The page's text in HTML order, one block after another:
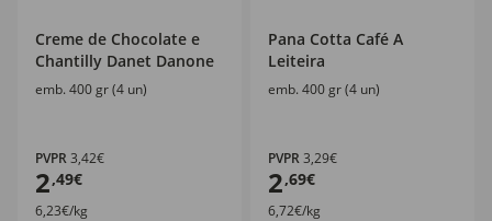
Creme de Chocolate e
Chantilly Danet Danone
emb. 400 gr (4 un)
PVPR3,42€
2,49€
6,23€/kg
Pana Cotta Café A
Leiteira
emb. 400 gr (4 un)
PVPR3,29€
2,69€
6,72€/kg